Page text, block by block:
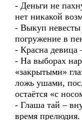
- Деньги не
нет никакой
- Выкуп невесты
погружение в
- Красна девица
- На выборах
«закрытыми»
ложь ушами,
остаётся «с
- Глаша тай –
время прелюдия.